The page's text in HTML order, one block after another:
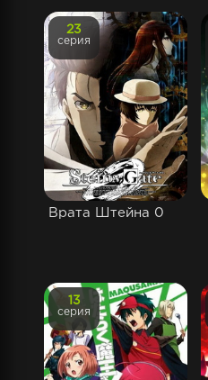
Врата Штейна 0
23
серия
13
серия